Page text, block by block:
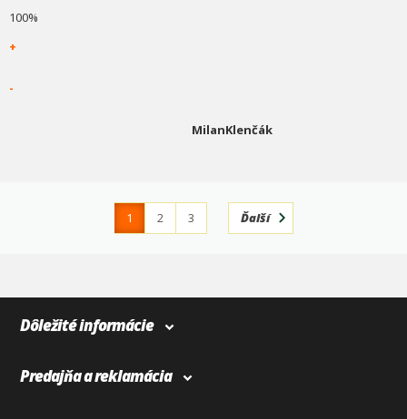
100%
+
-
MilanKlenčák
1 2
3
Ďalší
Dôležité informácie
Predajňa a reklamácia